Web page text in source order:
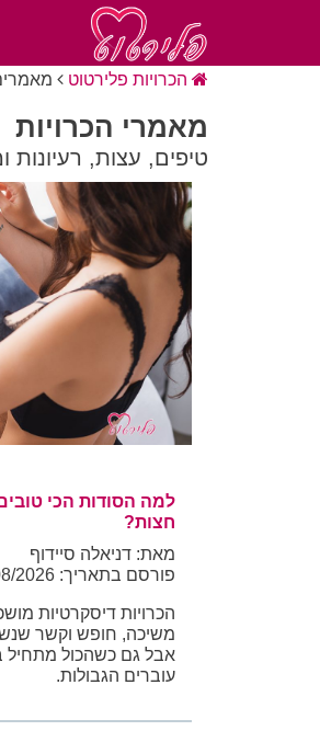
הכרויות פלירטוט
מאמרי הכרויות
טיפים, עצות, רעיונות
למה הסודות הכי
חצות?
מאת: דניאלה סיידוף
פורסם בתאריך: 03/08/2026 15:12:36
הכרויות דיסקרטיות
משיכה, חופש וקשר
אבל גם כשהכול מתחיל
עוברים הגבולות.